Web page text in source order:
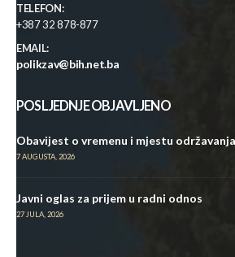
TELEFON:
+387 32 878-877
EMAIL:
polikzav@bih.net.ba
POSLJEDNJE OBJAVLJENO
Obavijest o vremenu i mjestu
7 AUGUSTA, 2026
Javni oglas za prijem u radni odnos
27 JULA, 2026